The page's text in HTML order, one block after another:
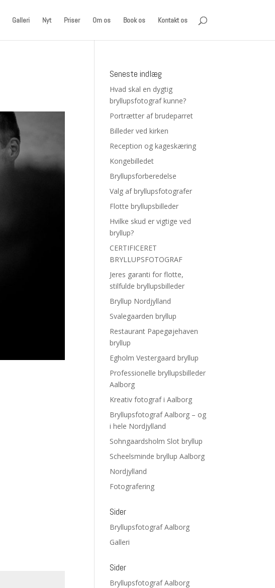
Galleri Nyt Priser Om os Book os Kontakt os
Seneste indlæg
Hvad skal en dygtig
bryllupsfotograf kunne?
Portrætter af brudeparret
Billeder ved kirken
Reception og kageskæring
Kongebilledet
Bryllupsforberedelse
Valg af bryllupsfotografer
Flotte bryllupsbilleder
Hvilke skud er vigtige ved
bryllup?
CERTIFICERET
BRYLLUPSFOTOGRAF
Jeres garanti for flotte,
stilfulde bryllupsbilleder
Bryllup Nordjylland
Svalegaarden bryllup
Restaurant Papegøjehaven
bryllup
Egholm Vestergaard bryllup
Professionelle bryllupsbilleder
Aalborg
Kreativ fotograf i Aalborg
Bryllupsfotograf Aalborg – og
i hele Nordjylland
Sohngaardsholm Slot bryllup
Scheelsminde bryllup Aalborg
Nordjylland
Fotografering
Sider
Bryllupsfotograf Aalborg
Galleri
Sider
Bryllupsfotograf Aalborg